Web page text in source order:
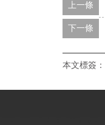
上一條
下一條
本文標簽：